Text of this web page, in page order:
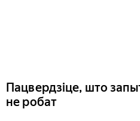
Пацвердзіце, што
не робат